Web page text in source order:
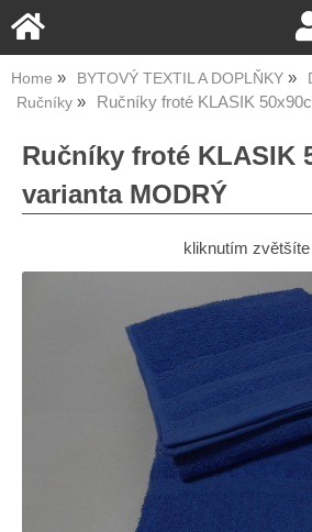
Home BYTOVÝ TEXTIL A DOPLŇKY
Ručníky
Ručníky froté KLASIK
Ručníky froté KLASIK
varianta MODRÝ
kliknutím zvětšíte